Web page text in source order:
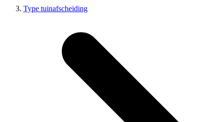
Type tuinafscheiding